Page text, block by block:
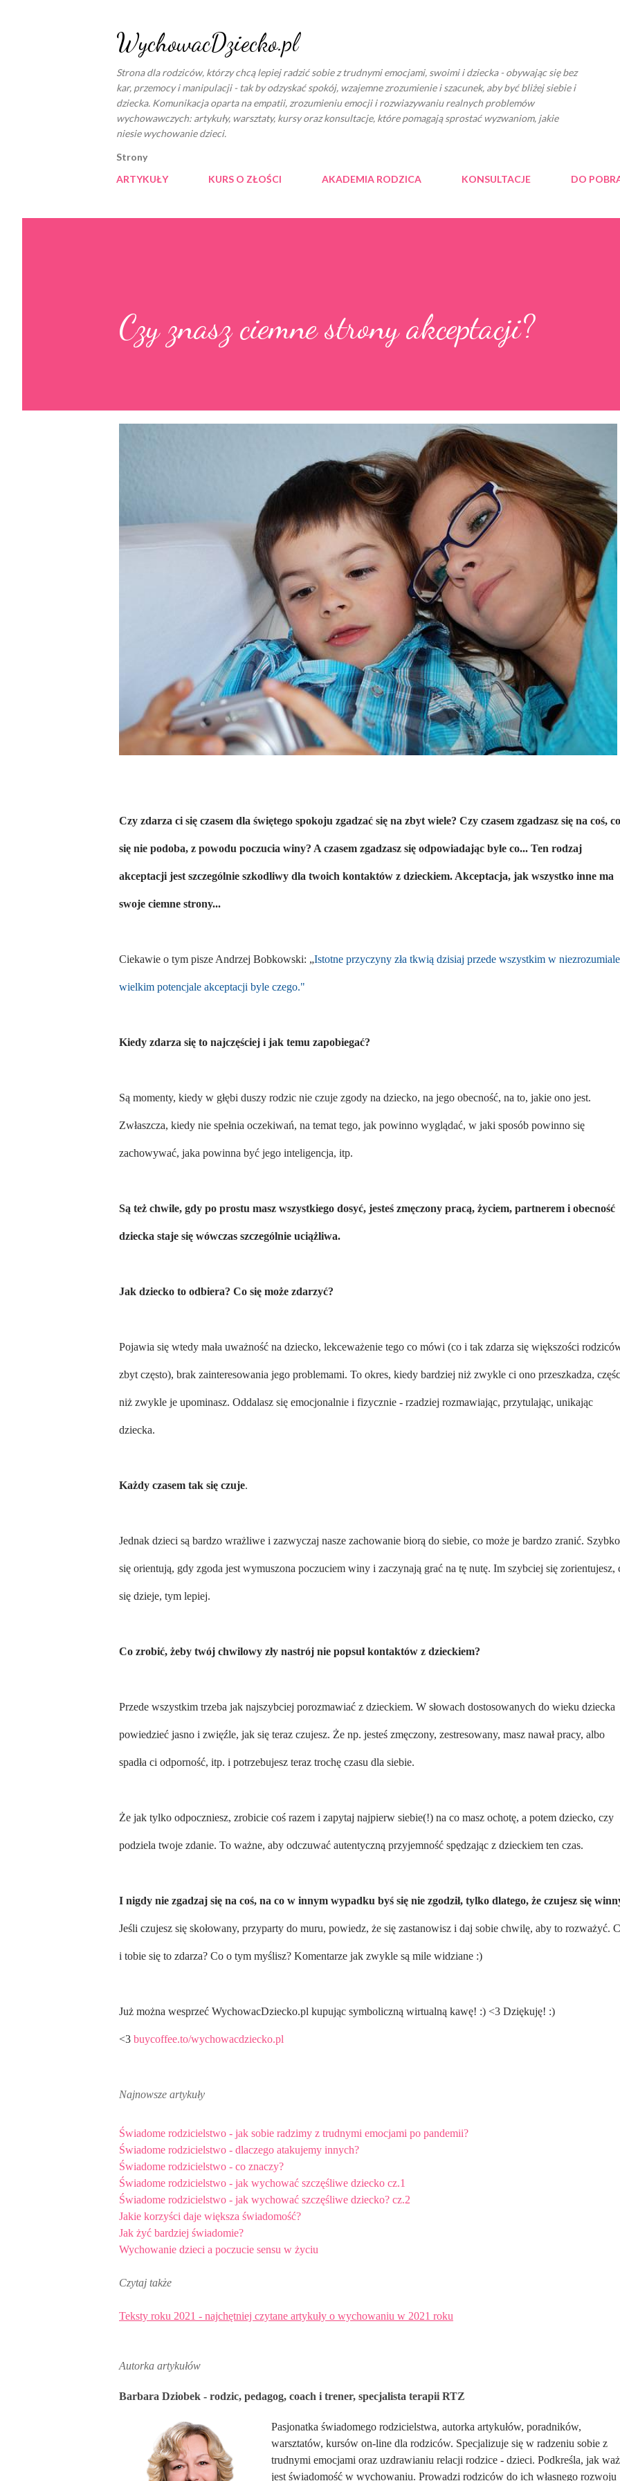
WychowacDziecko.pl
Strona dla rodziców, którzy chcą lepiej radzić sobie z trudnymi emocjami, swoimi i dziecka - obywając się bez
kar, przemocy i manipulacji - tak by odzyskać spokój, wzajemne zrozumienie i szacunek, aby być bliżej siebie i
dziecka. Komunikacja oparta na empatii, zrozumieniu emocji i rozwiazywaniu realnych problemów
wychowawczych: artykuły, warsztaty, kursy oraz konsultacje, które pomagają sprostać wyzwaniom, jakie
niesie wychowanie dzieci.
Strony
ARTYKUŁY
KURS O ZŁOŚCI AKADEMIA RODZICA KONSULTACJE DO
Czy znasz ciemne strony akceptacji?
Czy zdarza ci się czasem dla świętego spokoju zgadzać się na zbyt wiele? Czy czasem zgadzasz się na coś,
się nie podoba, z powodu poczucia winy? A czasem zgadzasz się odpowiadając byle co... Ten rodzaj
akceptacji jest szczególnie szkodliwy dla twoich kontaktów z dzieckiem. Akceptacja, jak wszystko inne ma
swoje ciemne strony...
Ciekawie o tym pisze Andrzej Bobkowski: „Istotne przyczyny zła tkwią dzisiaj przede wszystkim w niezrozumiale
wielkim potencjale akceptacji byle czego."
Kiedy zdarza się to najczęściej i jak temu zapobiegać?
Są momenty, kiedy w głębi duszy rodzic nie czuje zgody na dziecko, na jego obecność, na to, jakie ono jest.
Zwłaszcza, kiedy nie spełnia oczekiwań, na temat tego, jak powinno wyglądać, w jaki sposób powinno się
zachowywać, jaka powinna być jego inteligencja, itp.
Są też chwile, gdy po prostu masz wszystkiego dosyć, jesteś zmęczony pracą, życiem, partnerem i obecność
dziecka staje się wówczas szczególnie uciążliwa.
Jak dziecko to odbiera? Co się może zdarzyć?
Pojawia się wtedy mała uważność na dziecko, lekceważenie tego co mówi (co i tak zdarza się większości
zbyt często), brak zainteresowania jego problemami. To okres, kiedy bardziej niż zwykle ci ono przeszkadza,
niż zwykle je upominasz. Oddalasz się emocjonalnie i fizycznie - rzadziej rozmawiając, przytulając, unikając
dziecka.
Każdy czasem tak się czuje.
Jednak dzieci są bardzo wrażliwe i zazwyczaj nasze zachowanie biorą do siebie, co może je bardzo zranić. Szybko
się orientują, gdy zgoda jest wymuszona poczuciem winy i zaczynają grać na tę nutę. Im szybciej się zorientujesz,
się dzieje, tym lepiej.
Co zrobić, żeby twój chwilowy zły nastrój nie popsuł kontaktów z dzieckiem?
Przede wszystkim trzeba jak najszybciej porozmawiać z dzieckiem. W słowach dostosowanych do wieku dziecka
powiedzieć jasno i zwięźle, jak się teraz czujesz. Że np. jesteś zmęczony, zestresowany, masz nawał pracy, albo
spadła ci odporność, itp. i potrzebujesz teraz trochę czasu dla siebie.
Że jak tylko odpoczniesz, zrobicie coś razem i zapytaj najpierw siebie(!) na co masz ochotę, a potem dziecko, czy
podziela twoje zdanie. To ważne, aby odczuwać autentyczną przyjemność spędzając z dzieckiem ten czas.
I nigdy nie zgadzaj się na coś, na co w innym wypadku byś się nie zgodził, tylko dlatego, że czujesz się
Jeśli czujesz się skołowany, przyparty do muru, powiedz, że się zastanowisz i daj sobie chwilę, aby to rozważyć.
i tobie się to zdarza? Co o tym myślisz? Komentarze jak zwykle są mile widziane :)
Już można wesprzeć WychowacDziecko.pl kupując symboliczną wirtualną kawę! :) <3 Dziękuję! :)
<3 buycoffee.to/wychowacdziecko.pl
Najnowsze artykuły
Świadome rodzicielstwo - jak sobie radzimy z trudnymi emocjami po pandemii?
Świadome rodzicielstwo - dlaczego atakujemy innych?
Świadome rodzicielstwo - co znaczy?
Świadome rodzicielstwo - jak wychować szczęśliwe dziecko cz.1
Świadome rodzicielstwo - jak wychować szczęśliwe dziecko? cz.2
Jakie korzyści daje większa świadomość?
Jak żyć bardziej świadomie?
Wychowanie dzieci a poczucie sensu w życiu
Czytaj także
Teksty roku 2021 - najchętniej czytane artykuły o wychowaniu w 2021 roku
Autorka artykułów
Barbara Dziobek - rodzic, pedagog, coach i trener, specjalista terapii RTZ
Pasjonatka świadomego rodzicielstwa, autorka artykułów, poradników,
warsztatów, kursów on-line dla rodziców. Specjalizuje się w radzeniu sobie z
trudnymi emocjami oraz uzdrawianiu relacji rodzice - dzieci. Podkreśla, jak
jest świadomość w wychowaniu. Prowadzi rodziców do ich własnego rozwoju